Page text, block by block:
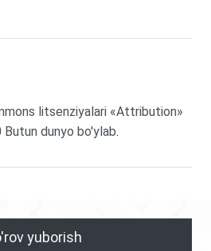
litsenziyalari «Attribution»
Butun dunyo bo'ylab.
yuborish